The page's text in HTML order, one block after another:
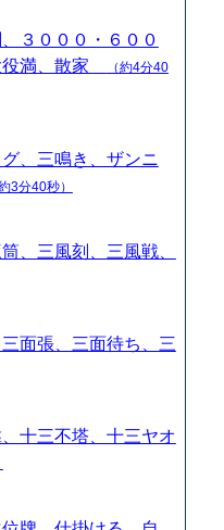
３０００・６００
役満、散家
（約4分40
、三鳴き、ザンニ
約3分40秒）
、三風刻、三風戦、
面張、三面待ち、三
十三不塔、十三ヤオ